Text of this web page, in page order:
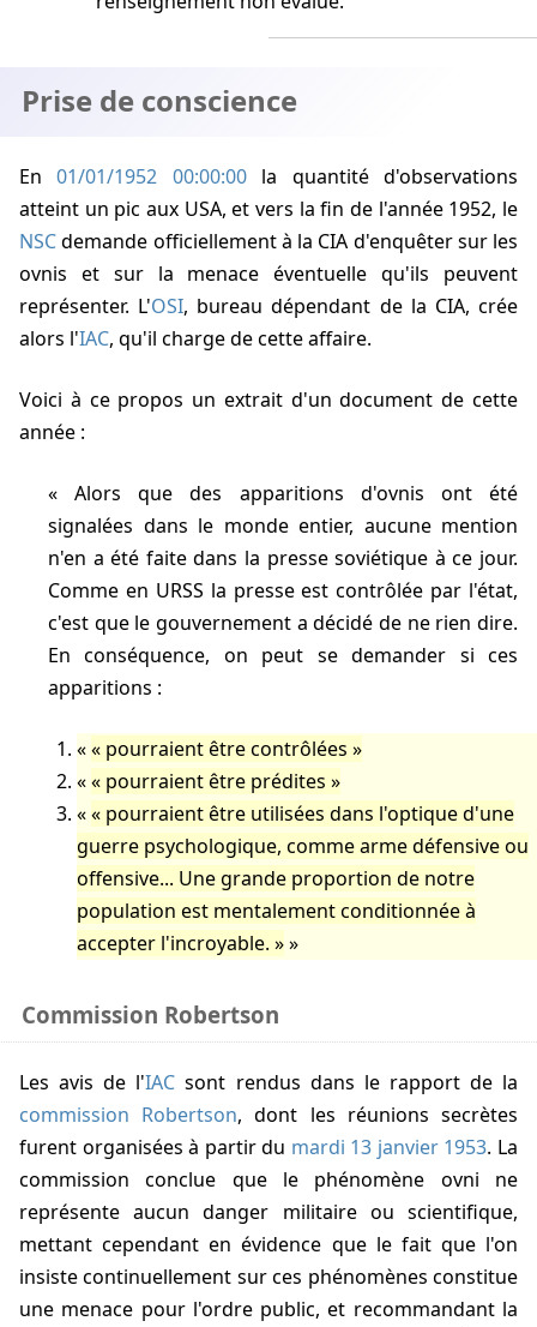
Prise de conscience
En01/01/1952 00:00:00la quantité d'observations
atteint un pic aux USA, et vers la fin de l'année 1952, le
NSCdemande officiellement à la CIA d'enquêter sur les
ovnis et sur la menace éventuelle qu'ils peuvent
représenter. L'OSI, bureau dépendant de la CIA, crée
alors l'IAC, qu'il charge de cette affaire.
Voici à ce propos un extrait d'un document de cette
année :
Alors que des apparitions d'ovnis ont été
signalées dans le monde entier, aucune mention
n'en a été faite dans la presse soviétique à ce jour.
Comme en URSS la presse est contrôlée par l'état,
c'est que le gouvernement a décidé de ne rien dire.
En conséquence, on peut se demander si ces
apparitions :
pourraient être contrôlées
pourraient être prédites
pourraient être utilisées dans l'optique d'une
guerre psychologique, comme arme défensive ou
offensive... Une grande proportion de notre
population est mentalement conditionnée à
accepter l'incroyable.
Commission Robertson
Les avis de l'IAC sont rendus dans le rapport de la
commission Robertson, dont les réunions secrètes
furent organisées à partir du mardi 13 janvier 1953. La
commission conclue que le phénomène ovni ne
représente aucun danger militaire ou scientifique,
mettant cependant en évidence que le fait que l'on
insiste continuellement sur ces phénomènes constitue
une menace pour l'ordre public, et recommandant la